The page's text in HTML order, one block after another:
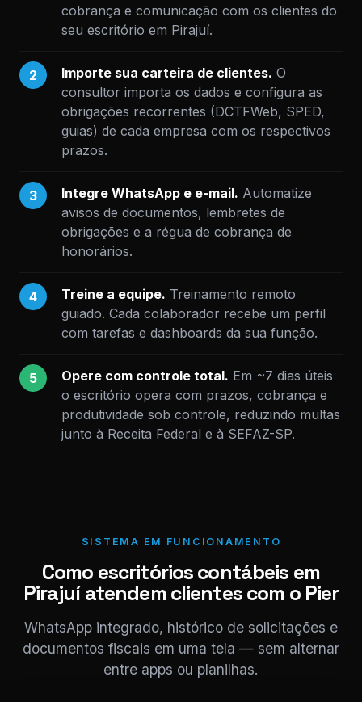
cobrança e comunicação com os clientes do
seu escritório em Pirajuí.
2 Importe sua carteira de clientes. O
consultor importa os dados e configura as
obrigações recorrentes (DCTFWeb, SPED,
guias) de cada empresa com os respectivos
prazos.
3 Integre WhatsApp e e-mail. Automatize
avisos de documentos, lembretes de
obrigações e a régua de cobrança de
honorários.
4 Treine a equipe. Treinamento remoto
guiado. Cada colaborador recebe um perfil
com tarefas e dashboards da sua função.
5 Opere com controle total. Em ~7 dias úteis
o escritório opera com prazos, cobrança e
produtividade sob controle, reduzindo multas
junto à Receita Federal e à SEFAZ-SP.
SISTEMA EM FUNCIONAMENTO
Como escritórios contábeis em
Pirajuí atendem clientes com o Pier
WhatsApp integrado, histórico de solicitações e
documentos fiscais em uma tela — sem alternar
entre apps ou planilhas.